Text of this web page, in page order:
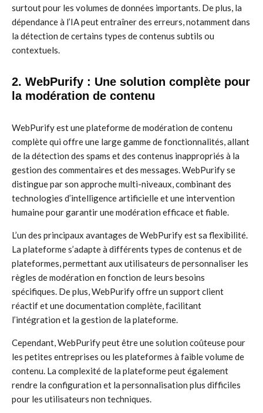
surtout pour les volumes de données importants. De plus, la
dépendance à l’IA peut entraîner des erreurs, notamment dans
la détection de certains types de contenus subtils ou
contextuels.
2. WebPurify : Une solution complète pour
la modération de contenu
WebPurify est une plateforme de modération de contenu
complète qui offre une large gamme de fonctionnalités, allant
de la détection des spams et des contenus inappropriés à la
gestion des commentaires et des messages. WebPurify se
distingue par son approche multi-niveaux, combinant des
technologies d’intelligence artificielle et une intervention
humaine pour garantir une modération efficace et fiable.
L’un des principaux avantages de WebPurify est sa flexibilité.
La plateforme s’adapte à différents types de contenus et de
plateformes, permettant aux utilisateurs de personnaliser les
règles de modération en fonction de leurs besoins
spécifiques. De plus, WebPurify offre un support client
réactif et une documentation complète, facilitant
l’intégration et la gestion de la plateforme.
Cependant, WebPurify peut être une solution coûteuse pour
les petites entreprises ou les plateformes à faible volume de
contenu. La complexité de la plateforme peut également
rendre la configuration et la personnalisation plus difficiles
pour les utilisateurs non techniques.